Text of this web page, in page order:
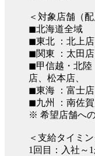
＜対象店舗（
◼︎北海道全域
◼︎東北 ：北上
◼︎関東 ：太田
◼︎甲信越・北陸
店、松本店、
◼︎東海 ：富士
◼︎九州 ：南佐
※ 希望店舗へ
＜支給タイミン
1回目：入社～